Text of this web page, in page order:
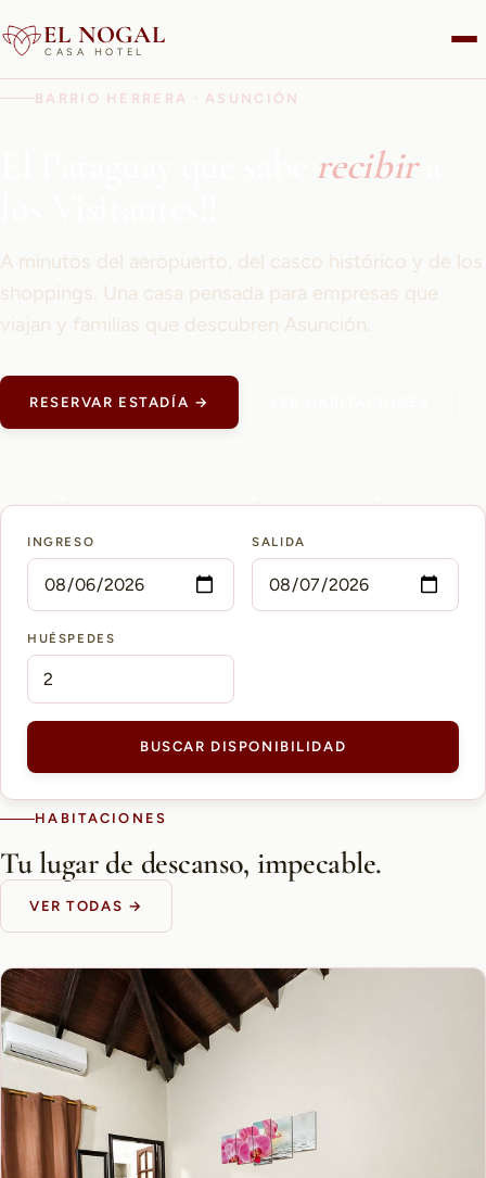
EL NOGAL
CASA HOTEL
BARRIO HERRERA · ASUNCIÓN
recibira
A minutos del aeropuerto, del casco histórico y de los
shoppings. Una casa pensada para empresas que
viajan y familias que descubren Asunción.
RESERVAR ESTADÍA →
15 min
AEROPUERTO PETTIROSSI
10 min
CASCO HISTÓRICO
5 min
INGRESO SALIDA
HUÉSPEDES
BUSCAR DISPONIBILIDAD
HABITACIONES
Tu lugar de descanso, impecable.
VER TODAS →